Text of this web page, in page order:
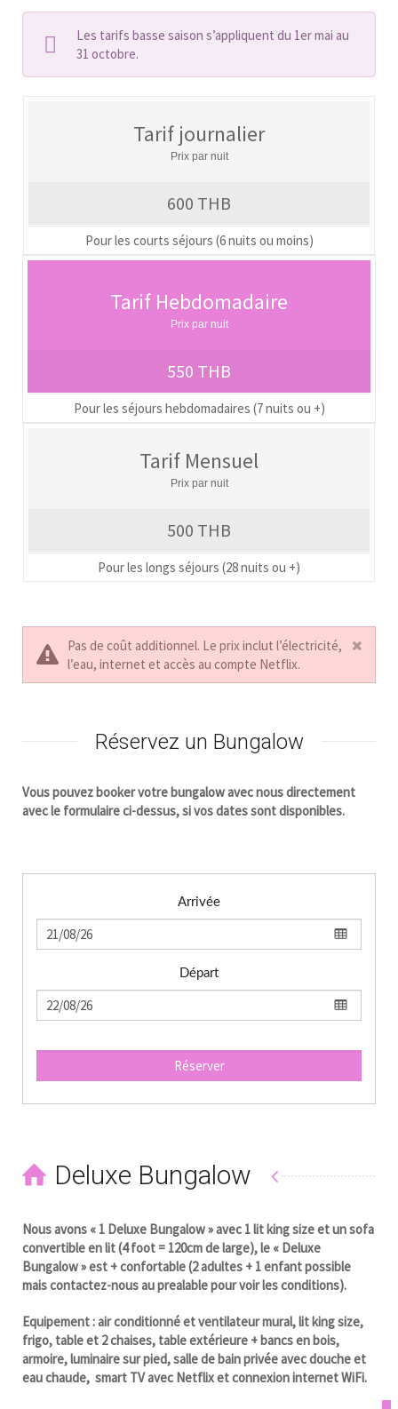
Les tarifs basse saison s’appliquent du 1er mai au
31 octobre.
Tarif journalier
Prix par nuit
600 THB
Pour les courts séjours (6 nuits ou moins)
Tarif Hebdomadaire
Prix par nuit
550 THB
Pour les séjours hebdomadaires (7 nuits ou +)
Tarif Mensuel
Prix par nuit
500 THB
Pour les longs séjours (28 nuits ou +)
Pas de coût additionnel. Le prix inclut l’électricité,
l’eau, internet et accès au compte Netflix.
Réservez un Bungalow
Vous pouvez booker votre bungalow avec nous directement
avec le formulaire ci-dessus, si vos dates sont disponibles.
Arrivée
Départ
Réserver
Deluxe Bungalow
Nous avons « 1 Deluxe Bungalow » avec 1 lit king size et un sofa
convertible en lit (4 foot = 120cm de large), le « Deluxe
Bungalow » est + confortable (2 adultes + 1 enfant possible
mais contactez-nous au prealable pour voir les conditions).
Equipement : air conditionné et ventilateur mural, lit king size,
frigo, table et 2 chaises, table extérieure + bancs en bois,
armoire, luminaire sur pied, salle de bain privée avec douche et
eau chaude, smart TV avec Netflix et connexion internet WiFi.